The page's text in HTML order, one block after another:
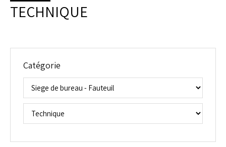
TECHNIQUE
Catégorie